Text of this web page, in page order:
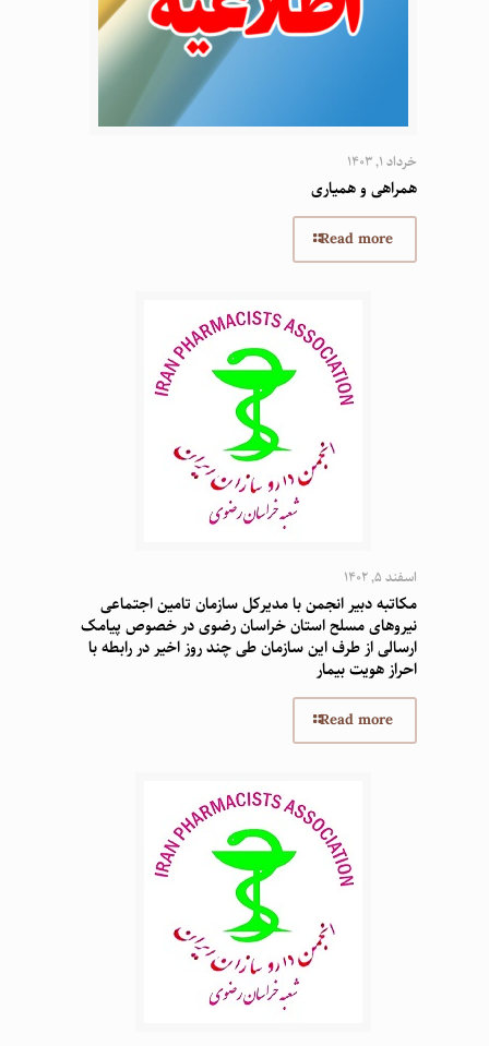
خرداد 1, 1403
همراهی و همیاری
Read more
اسفند 5, 1402
مکاتبه دبیر انجمن با مدیرکل سازمان تامین اجتماعی
نیروهای مسلح استان خراسان رضوی در خصوص پیامک
ارسالی از طرف این سازمان طی چند روز اخیر در رابطه با
احراز هویت بیمار
Read more